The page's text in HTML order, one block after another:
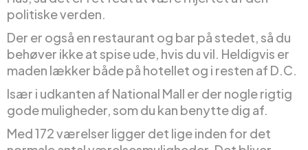
politiske verden.
Der er også en restaurant og bar på stedet, så du
behøver ikke at spise ude, hvis du vil. Heldigvis er
maden lækker både på hotellet og i resten af D.C.
Især i udkanten af National Mall er der nogle rigtig
gode muligheder, som du kan benytte dig af.
Med 172 værelser ligger det lige inden for det